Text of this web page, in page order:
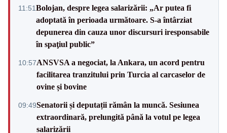
11:51Bolojan, despre legea salarizării: „Ar putea fi
adoptată în perioada următoare. S-a întârziat
depunerea din cauza unor discursuri iresponsabile
în spaţiul public”
10:57ANSVSA a negociat, la Ankara, un acord pentru
facilitarea tranzitului prin Turcia al carcaselor de
ovine și bovine
09:49Senatorii și deputații rămân la muncă. Sesiunea
extraordinară, prelungită până la votul pe legea
salarizării